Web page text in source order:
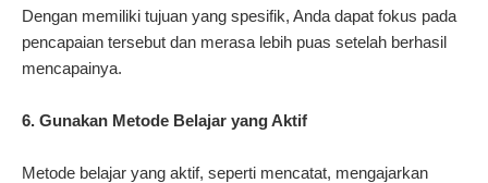
Dengan memiliki tujuan yang spesifik, Anda dapat fokus pada
pencapaian tersebut dan merasa lebih puas setelah berhasil
mencapainya.
6. Gunakan Metode Belajar yang Aktif
Metode belajar yang aktif, seperti mencatat, mengajarkan